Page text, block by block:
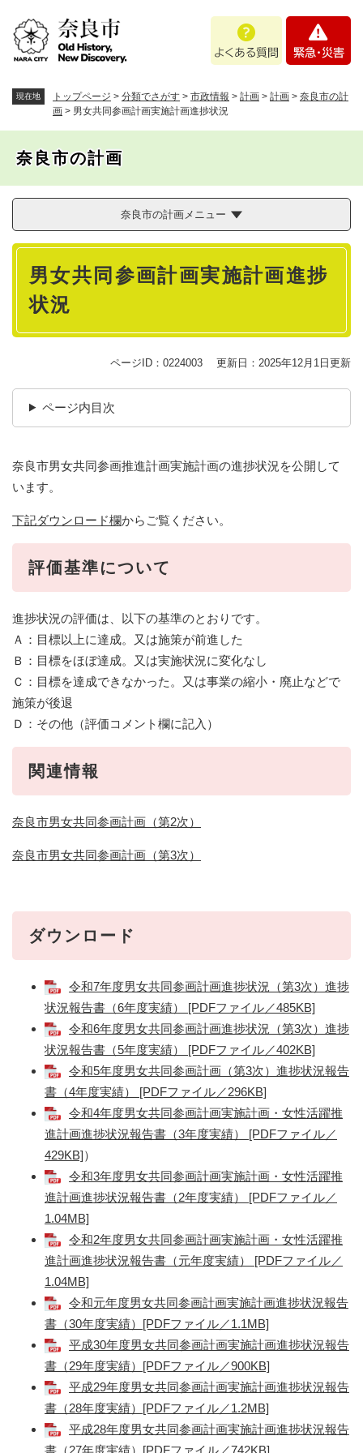
あ
問
・
現在地 トップページ > 分類でさがす > 市政情報 > 計画 > 計画 > 奈良市の計
画 > 男女共同参画計画実施計画進捗状況
奈良市の計画
奈良市の計画メニュー
本
男女共同参画計画実施計画進捗
状況
ページID：0224003 更新日：2025年12月1日更新
ページ内目次
奈良市男女共同参画推進計画実施計画の進捗状況を公開して
います。
下記ダウンロード欄からご覧ください。
評価基準について
進捗状況の評価は、以下の基準のとおりです。
Ａ：目標以上に達成。又は施策が前進した
Ｂ：目標をほぼ達成。又は実施状況に変化なし
Ｃ：目標を達成できなかった。又は事業の縮小・廃止などで
施策が後退
Ｄ：その他（評価コメント欄に記入）
関連情報
奈良市男女共同参画計画（第2次）
奈良市男女共同参画計画（第3次）
ダウンロード
令和7年度男女共同参画計画進捗状況（第3次）進捗
状況報告書（6年度実績） [PDFファイル／485KB]
令和6年度男女共同参画計画進捗状況（第3次）進捗
状況報告書（5年度実績） [PDFファイル／402KB]
令和5年度男女共同参画計画（第3次）進捗状況報告
書（4年度実績） [PDFファイル／296KB]
令和4年度男女共同参画計画実施計画・女性活躍推
進計画進捗状況報告書（3年度実績） [PDFファイル／
429KB]）
令和3年度男女共同参画計画実施計画・女性活躍推
進計画進捗状況報告書（2年度実績） [PDFファイル／
1.04MB]
令和2年度男女共同参画計画実施計画・女性活躍推
進計画進捗状況報告書（元年度実績） [PDFファイル／
1.04MB]
令和元年度男女共同参画計画実施計画進捗状況報告
書（30年度実績）[PDFファイル／1.1MB]
平成30年度男女共同参画計画実施計画進捗状況報告
書（29年度実績）[PDFファイル／900KB]
平成29年度男女共同参画計画実施計画進捗状況報告
書（28年度実績）[PDFファイル／1.2MB]
平成28年度男女共同参画計画実施計画進捗状況報告
書（27年度実績）[PDFファイル／742KB]